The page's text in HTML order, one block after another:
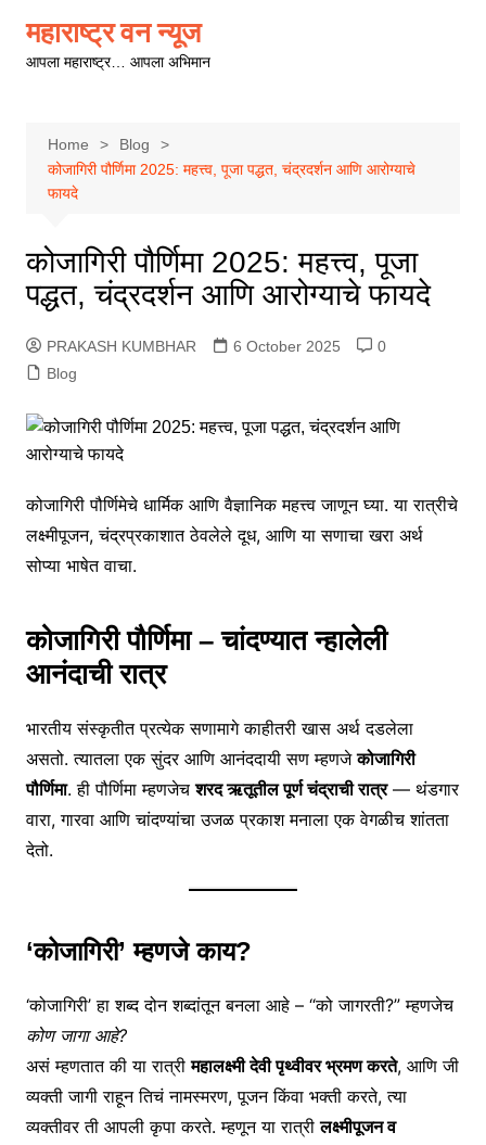
content
महाराष्ट्र वन न्यूज
आपला महाराष्ट्र… आपला अभिमान
Home
Blog
कोजागिरी पौर्णिमा 2025: महत्त्व, पूजा पद्धत, चंद्रदर्शन आणि आरोग्याचे
फायदे
कोजागिरी पौर्णिमा 2025: महत्त्व, पूजा
पद्धत, चंद्रदर्शन आणि आरोग्याचे फायदे
PRAKASH KUMBHAR 6 October 2025
0
Blog
कोजागिरी पौर्णिमेचे धार्मिक आणि वैज्ञानिक महत्त्व जाणून घ्या. या रात्रीचे
लक्ष्मीपूजन, चंद्रप्रकाशात ठेवलेले दूध, आणि या सणाचा खरा अर्थ
सोप्या भाषेत वाचा.
कोजागिरी पौर्णिमा – चांदण्यात न्हालेली
आनंदाची रात्र
भारतीय संस्कृतीत प्रत्येक सणामागे काहीतरी खास अर्थ दडलेला
असतो. त्यातला एक सुंदर आणि आनंददायी सण म्हणजेकोजागिरी
पौर्णिमा. ही पौर्णिमा म्हणजेचशरद ऋतूतील पूर्ण चंद्राची रात्र— थंडगार
वारा, गारवा आणि चांदण्यांचा उजळ प्रकाश मनाला एक वेगळीच शांतता
देतो.
‘कोजागिरी’ म्हणजे काय?
‘कोजागिरी’ हा शब्द दोन शब्दांतून बनला आहे – “को जागरती?” म्हणजेच
कोण जागा आहे?
असं म्हणतात की या रात्रीमहालक्ष्मी देवी पृथ्वीवर भ्रमण करते, आणि जी
व्यक्ती जागी राहून तिचं नामस्मरण, पूजन किंवा भक्ती करते, त्या
व्यक्तीवर ती आपली कृपा करते. म्हणून या रात्रीलक्ष्मीपूजन व